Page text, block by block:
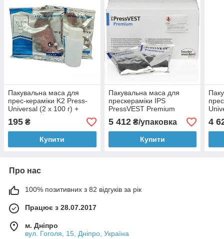
Пакувальна маса для
прес-кераміки K2 Press-
Universal (2 x 100 г) +
40мл. Yeti Dental
(Німеччина)
195 ₴
Купити
Пакувальна маса для
прескераміки IPS
PressVEST Premium
(Пресс Вест Преміум)
50х100г, Ivoclar
5 412₴/упаковка
Купити
4
Про нас
100% позитивних з 82 відгуків за рік
Працює з 28.07.2017
м. Дніпро
вул. Гоголя, 15, Дніпро, Україна